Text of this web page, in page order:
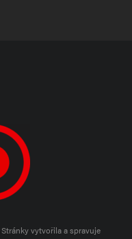
Stránky vytvořila a spravuje